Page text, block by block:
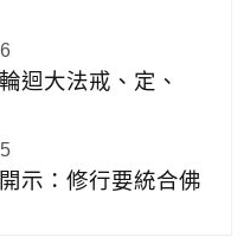
迴大法戒、定、
示：修行要統合佛